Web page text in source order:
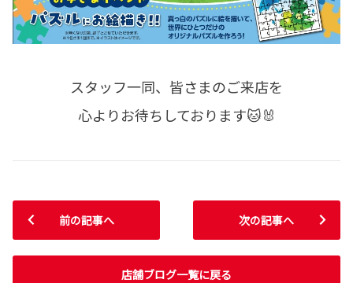
スタッフ一同、皆さまのご来店を
心よりお待ちしております🐱🐰
前の記事へ
店舗ブログ一覧に戻る
次の記事へ